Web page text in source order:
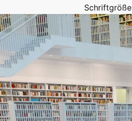
Schriftgröße